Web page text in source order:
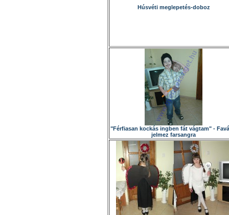
Húsvéti meglepetés-doboz
"Férfiasan kockás ingben fát vágtam" -
jelmez farsangra